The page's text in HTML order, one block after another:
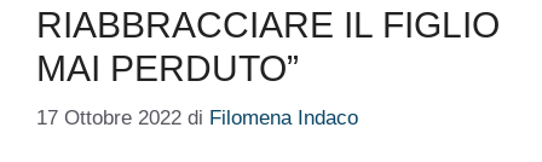
RIABBRACCIARE IL FIGLIO
MAI PERDUTO”
17 Ottobre 2022 di Filomena Indaco